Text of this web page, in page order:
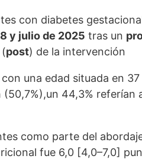
con diabetes
y julio de 2025 tras un
post) de la intervención
con una edad situada en
44,3%
como parte del
fue 6,0 [4,0–7,0]